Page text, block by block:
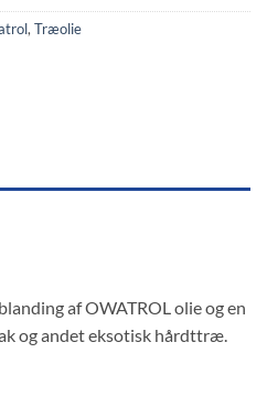
, Træolie
af OWATROL olie og en
og andet eksotisk hårdttræ.